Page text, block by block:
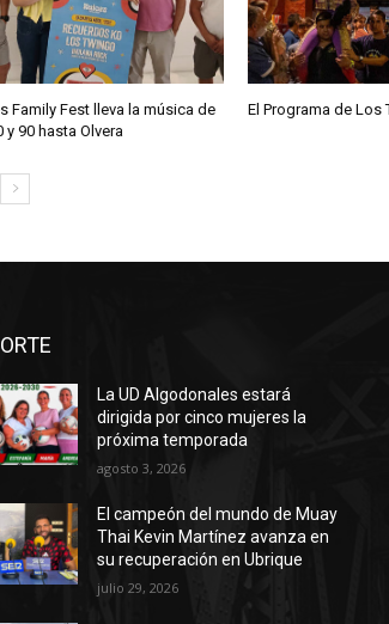
Family Fest lleva la música de
y 90 hasta Olvera
El Programa de Los
La UD Algodonales estará
dirigida por cinco mujeres la
próxima temporada
agosto 3, 2026
El campeón del mundo de Muay
Thai Kevin Martínez avanza en
su recuperación en Ubrique
julio 29, 2026